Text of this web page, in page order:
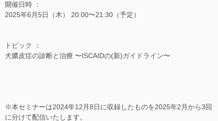
開催日時 ：
2025年6月5日（木） 20:00〜21:30（予定）
トピック ：
犬膿皮症の診断と治療 〜ISCAIDの(新)ガイドライン〜
※本セミナーは2024年12月8日に収録したものを2025年2月から3回
に分けて配信いたします。